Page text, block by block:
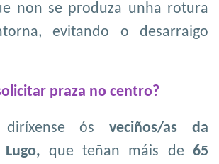
non se produza unha rotura
evitando o desarraigo
praza no centro?
ós veciños/as da
que teñan máis de65